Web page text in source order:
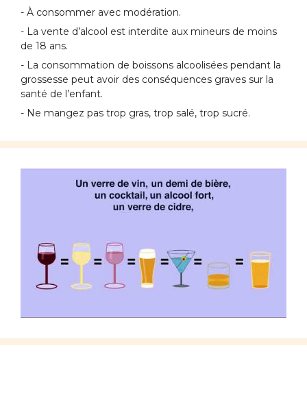
- À consommer avec modération.
- La vente d’alcool est interdite aux mineurs de moins
de 18 ans.
- La consommation de boissons alcoolisées pendant la
grossesse peut avoir des conséquences graves sur la
santé de l’enfant.
- Ne mangez pas trop gras, trop salé, trop sucré.